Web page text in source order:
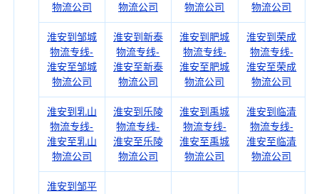
物流公司
物流公司
物流公司
物流公司
淮安到邹城
物流专线-
淮安至邹城
物流公司
淮安到新泰
物流专线-
淮安至新泰
物流公司
淮安到肥城
物流专线-
淮安至肥城
物流公司
淮安到荣成
物流专线-
淮安至荣成
物流公司
淮安到乳山
物流专线-
淮安至乳山
物流公司
淮安到乐陵
物流专线-
淮安至乐陵
物流公司
淮安到禹城
物流专线-
淮安至禹城
物流公司
淮安到临清
物流专线-
淮安至临清
物流公司
淮安到邹平